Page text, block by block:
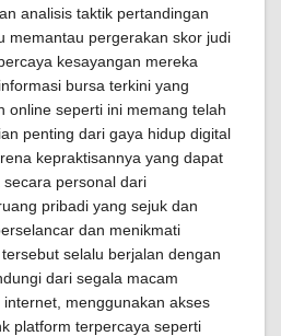
analisis taktik pertandingan
memantau pergerakan skor judi
kesayangan mereka
bursa terkini yang
online seperti ini memang telah
penting dari gaya hidup digital
kepraktisannya yang dapat
personal dari
pribadi yang sejuk dan
dan menikmati
selalu berjalan dengan
dari segala macam
menggunakan akses
platform terpercaya seperti